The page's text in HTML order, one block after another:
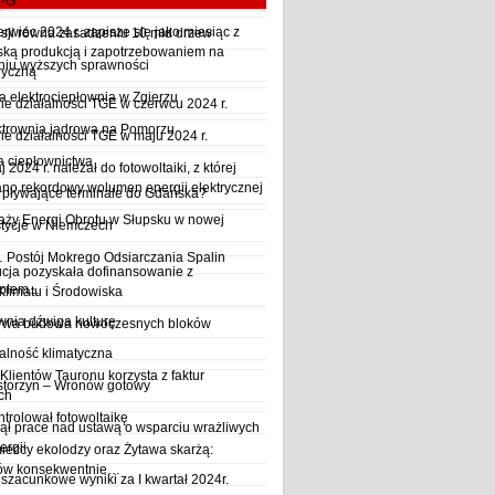
równa zasadzeniu 10 mld drzew
wyższych sprawności
elektrociepłownia w Zgierzu
jądrowa na Pomorzu
ciepłownictwa
terminale do Gdańska?
w Niemczech
Mokrego Odsiarczania Spalin
dźwiga kulturę
klimatyczna
– Wronów gotowy
fotowoltaikę
ekolodzy oraz Żytawa skarżą:
konsekwentnie…
2024 r. zapisze się jako miesiąc z
produkcją i zapotrzebowaniem na
działalności TGE w czerwcu 2024 r.
działalności TGE w maju 2024 r.
2024 r. należał do fotowoltaiki, z której
rekordowy wolumen energii elektrycznej
Energi Obrotu w Słupsku w nowej
pozyskała dofinansowanie z
i Środowiska
budowa nowoczesnych bloków
Tauronu korzysta z faktur
prace nad ustawą o wsparciu wrażliwych
wyniki za I kwartał 2024r.